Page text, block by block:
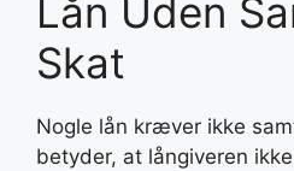
Lån Uden
Skat
Nogle lån kræver ikke
betyder, at långiveren